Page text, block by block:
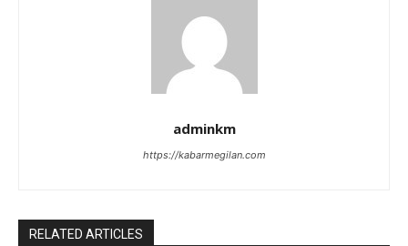
adminkm
https://kabarmegilan.com
RELATED ARTICLES